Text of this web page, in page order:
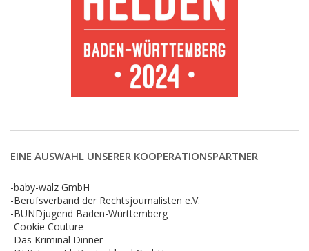
EINE AUSWAHL UNSERER KOOPERATIONSPARTNER
-baby-walz GmbH
-Berufsverband der Rechtsjournalisten e.V.
-BUNDjugend Baden-Württemberg
-Cookie Couture
-Das Kriminal Dinner